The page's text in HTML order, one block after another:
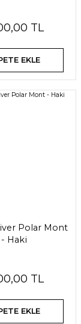
TL
EKLE
Polar Mont
- Haki
TL
EKLE